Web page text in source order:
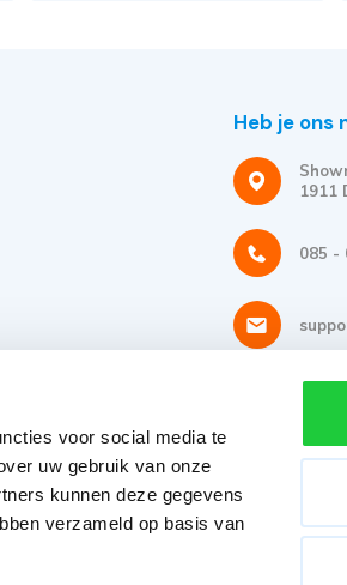
voor social media te
uw gebruik van onze
kunnen deze gegevens
verzameld op basis van
Heb je ons
1911
085 -
Meld je
Ontvang de